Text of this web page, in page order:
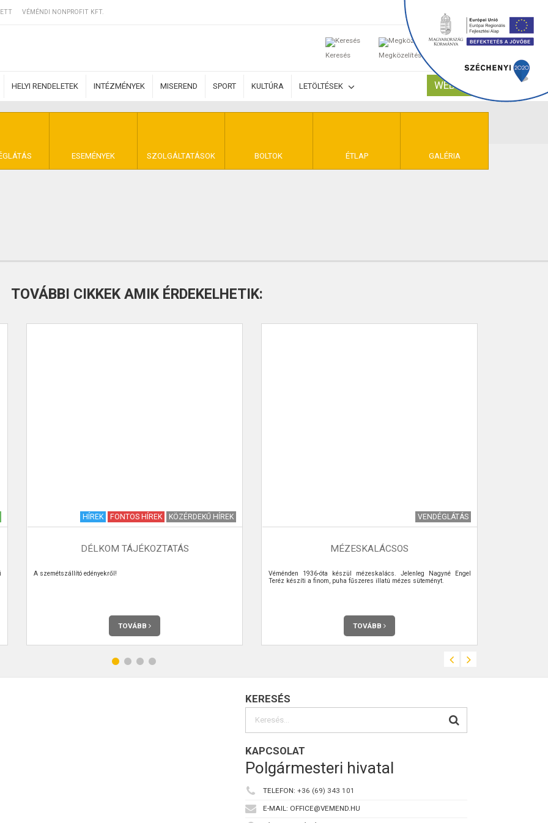
VÉMÉNDI NONPROFIT KFT.
Keresés Megközelítés
0
HELYI RENDELETEK INTÉZMÉNYEK MISEREND SPORT KULTÚRA LETÖLTÉSEK WEBSHOP
ESEMÉNYEK SZOLGÁLTATÁSOK BOLTOK ÉTLAP GALÉRIA
FELTÉTELEK
VÉMÉND
TOVÁBBI CIKKEK AMIK ÉRDEKELHETIK:
HÍREK FONTOS HÍREK KÖZÉRDEKŰ HÍREK
DÉLKOM TÁJÉKOZTATÁS
A szemétszállító edényekről!
TOVÁBB
VENDÉGLÁTÁS
MÉZESKALÁCSOS
Véménden 1936-óta készül mézeskalács. Jelenleg Nagyné Engel
Teréz készíti a finom, puha fűszeres illatú mézes süteményt.
TOVÁBB
KERESÉS
KAPCSOLAT
Polgármesteri hivatal
TELEFON: +36 (69) 343 101
E-MAIL: OFFICE@VEMEND.HU